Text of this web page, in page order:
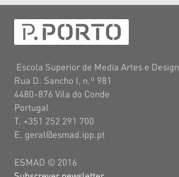
Escola Superior de Media Artes e Design
Rua D. Sancho I, n.º 981
4480-876 Vila do Conde
Portugal
T. +351 252 291 700
E. geral@esmad.ipp.pt
ESMAD © 2016